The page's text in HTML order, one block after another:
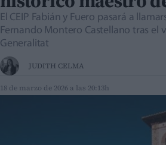
El CEIP Fabián y Fuero pasará a
Fernando Montero Castellano tras el
Generalitat
JUDITH CELMA
18 de marzo de 2026 a las 20:13h